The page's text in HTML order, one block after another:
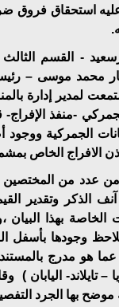
استحقاق فروق
محمد موسى – رئيس
لمدير إدارة
الجمركية
الافراج الخاص
عدد من
آنف الذكر وتقدير
الخاصة بهذا
تلاحظ وجودها
عما هو مدرج
– تايلاند- اليابان
موضح بها الجرد